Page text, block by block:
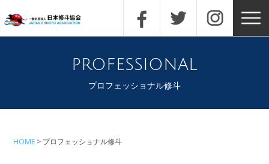
professional
プロフェッショナル修斗
HOME プロフェッショナル修斗